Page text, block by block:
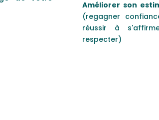
Améliorer son
(regagner
réussir à
respecter)